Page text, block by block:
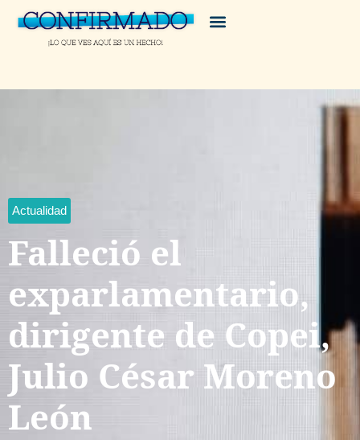
Actualidad
Falleció el
exparlamentario,
dirigente de Copei,
Julio César Moreno
León